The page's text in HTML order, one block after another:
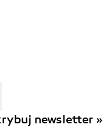
newsletter »